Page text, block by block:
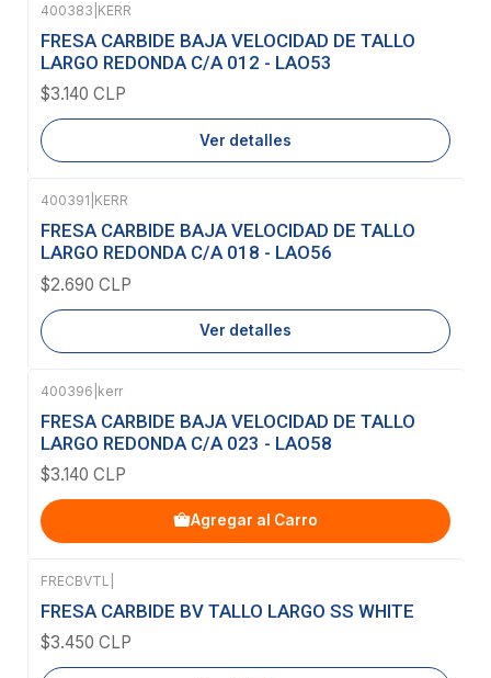
Agotado
400383 KERR
FRESA CARBIDE BAJA VELOCIDAD DE TALLO
LARGO REDONDA C/A 012 - LAO53
$3.140 CLP
Ver detalles
Agotado
400391 KERR
FRESA CARBIDE BAJA VELOCIDAD DE TALLO
LARGO REDONDA C/A 018 - LAO56
$2.690 CLP
Ver detalles
400396 kerr
FRESA CARBIDE BAJA VELOCIDAD DE TALLO
LARGO REDONDA C/A 023 - LAO58
$3.140 CLP
Agregar al Carro
Agotado
FRECBVTL
FRESA CARBIDE BV TALLO LARGO SS WHITE
$3.450 CLP